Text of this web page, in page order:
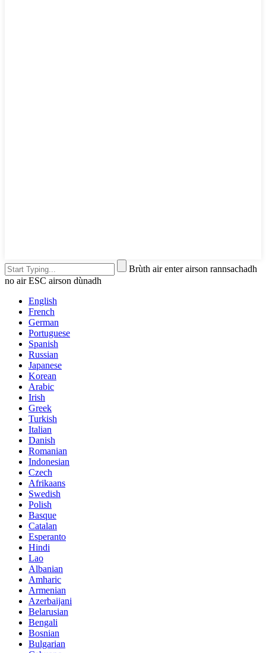
Brùth air enter airson rannsachadh
no air ESC airson dùnadh
English
French
German
Portuguese
Spanish
Russian
Japanese
Korean
Arabic
Irish
Greek
Turkish
Italian
Danish
Romanian
Indonesian
Czech
Afrikaans
Swedish
Polish
Basque
Catalan
Esperanto
Hindi
Lao
Albanian
Amharic
Armenian
Azerbaijani
Belarusian
Bengali
Bosnian
Bulgarian